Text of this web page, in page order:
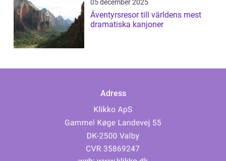
05 december 2025
Äventyrsresor till världens mest
dramatiska kanjoner
Adress